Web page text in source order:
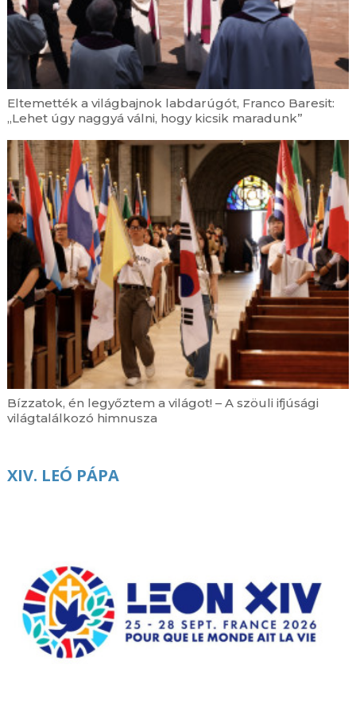
augusztus 7. | 0:01
Mai evangélium – 2026. augusztus 7.
augusztus 6. | 20:05
A szolgálat és a közösség ünnepe –
cserkésztalálkozót
Istent az utcákon kell keresni – Börtönviselt
fiatalokat segítő paptól búcsúztak Milánóban
augusztus 6. | 18:27
Giovanni Bellini:Urunk színeváltozása
augusztus 6. | 17:40
Közösségi gondoskodás néven egyedülálló
képzés indul az Esztergomi Hittudományi
Főiskolán
augusztus 6. | 17:05
Leó pápa homíliája Assisiben: A világ akkor újul
meg, ha Krisztust követve mi magunk is
átalakulunk
augusztus 6. | 16:38
Mit keres egy katolikus pap DJ a Budapest Park
nagyszínpadán?
gondoskodik a legnagyobb hőségben a Máltai
Szeretetszolgálat
Eltemették a világbajnok labdarúgót, Franco Baresit:
„Lehet úgy naggyá válni, hogy kicsik maradunk”
Bízzatok, én legyőztem a világot! – A szöuli ifjúsági
világtalálkozó himnusza
XIV. LEÓ PÁPA